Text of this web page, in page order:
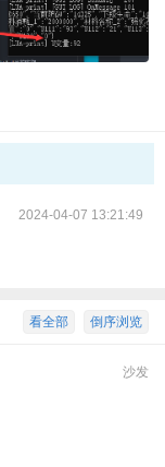
2024-04-07 13:21:49
倒序浏览
看全部
沙发